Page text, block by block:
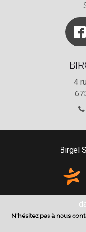
N'hésitez pas à nous
4
Birgel